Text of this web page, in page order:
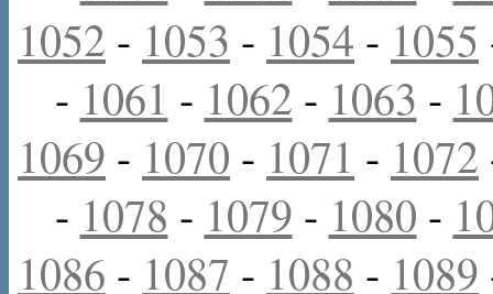
1052 - 1053 - 1054 - 1055
- 1061 - 1062 - 1063 -
1069 - 1070 - 1071 - 1072
- 1078 - 1079 - 1080 -
1086 - 1087 - 1088 - 1089